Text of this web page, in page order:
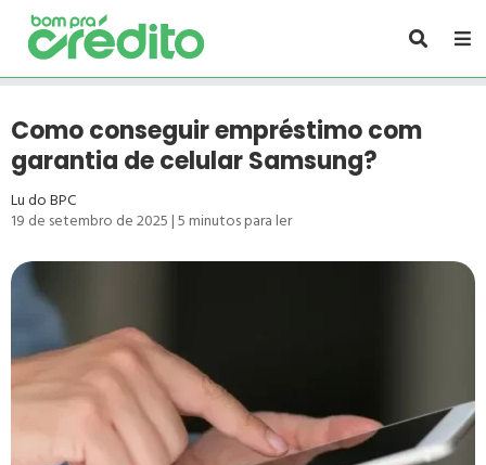
Como conseguir empréstimo com
garantia de celular Samsung?
Lu do BPC
19 de setembro de 2025|5minutos para ler